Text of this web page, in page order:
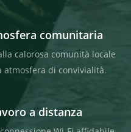
comunitaria
calorosa comunità locale
atmosfera di convivialità.
a distanza